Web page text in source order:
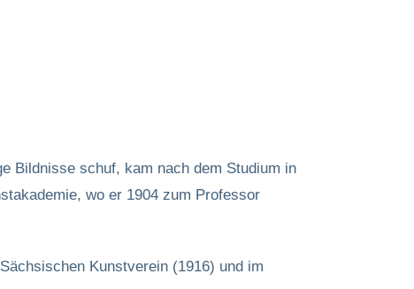
Bildnisse schuf, kam nach dem Studium in
wo er 1904 zum Professor
Kunstverein (1916) und im